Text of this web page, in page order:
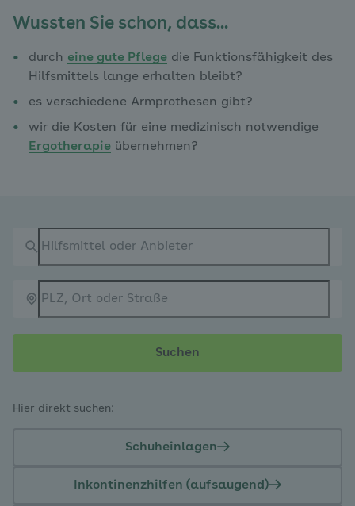
Wussten Sie schon, dass...
durch eine gute Pflege die Funktionsfähigkeit des
Hilfsmittels lange erhalten bleibt?
es verschiedene Armprothesen gibt?
wir die Kosten für eine medizinisch notwendige
Ergotherapie übernehmen?
Suchen
Hier direkt suchen:
Schuheinlagen
Inkontinenzhilfen (aufsaugend)